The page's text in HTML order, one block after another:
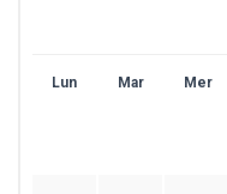
Lun Mar Mer